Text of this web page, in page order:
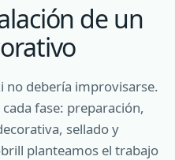
de un
no debería improvisarse.
fase: preparación,
sellado y
planteamos el trabajo